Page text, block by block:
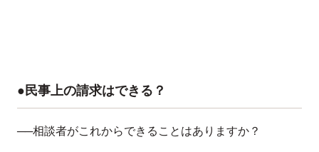
●民事上の請求はできる？
──相談者がこれからできることはありますか？